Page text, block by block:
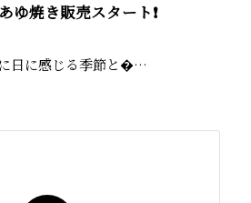
焼き販売スタート❗️
日に感じる季節と�…